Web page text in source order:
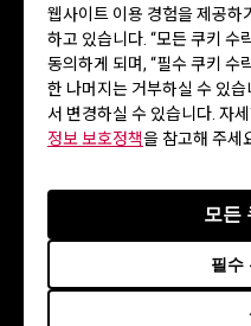
웹사이트 이용 경험을 제공하
하고 있습니다. “모든 쿠키 수
동의하게 되며, “필수 쿠키 수
한 나머지는 거부하실 수 있습
서 변경하실 수 있습니다. 자
정보 보호정책을 참고해 주세
필수
모든